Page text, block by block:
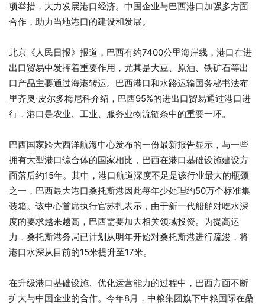
项举措，大力发展港口经济。中国企业与巴西港口加强多方面
合作，助力当地港口的建设和发展。
北京《人民日报》报道，巴西有约7400公里海岸线，港口在进
出口贸易中发挥着重要作用，尤其是大豆、原油、铁矿石等出
口产品主要通过海港转运。巴西港口和水路运输国务秘书法布
里齐奥·皮尔多梅尼科介绍，巴西95%的进出口贸易通过港口进
行，港口是农业、工业、服务业物流链条中的重要一环。
巴西国家跨大西洋航海中心发布的一份最新报告显示，与一些
拥有大型港口综合体的国家相比，巴西在港口基础设施建设方
面落后约15年。其中，港口航道深度不足是该行业最大的瓶颈
之一，巴西最大港口桑托斯港因此每年少处理约50万个标准集
装箱。该中心首席执行官苏扎表示，由于新一代船舶对吃水深
度的要求越来越高，巴西需要加大相关领域投资。为提高运
力，桑托斯港务局已计划从明年开始对桑托斯港进行疏浚，将
港口水深从目前的15米提升至17米。
在升级港口基础设施、优化运营能力的过程中，巴西方面不断
扩大与中国企业的合作。今年8月，中粮集团旗下中粮国际在桑